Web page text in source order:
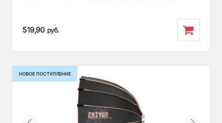
519,90 руб.
НОВОЕ ПОСТУПЛЕНИЕ